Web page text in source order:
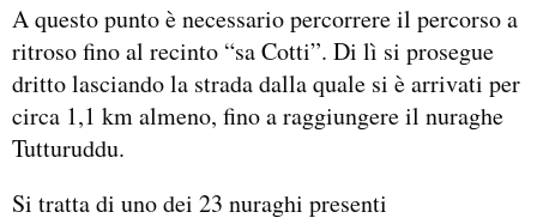
A questo punto è necessario percorrere il percorso a
ritroso fino al recinto “sa Cotti”. Di lì si prosegue
dritto lasciando la strada dalla quale si è arrivati per
circa 1,1 km almeno, fino a raggiungere il nuraghe
Tutturuddu.
Si tratta di uno dei 23 nuraghi presenti